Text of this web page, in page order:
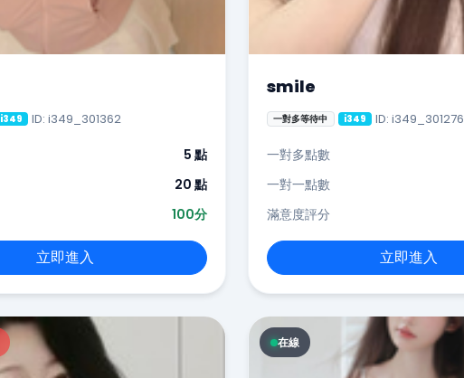
i349 ID: i349_301362
5 點
20 點
100分
立即進入
smile
一對多等待中 i349 ID: i349_301276
一對多點數
一對一點數
滿意度評分
立即進入
在線